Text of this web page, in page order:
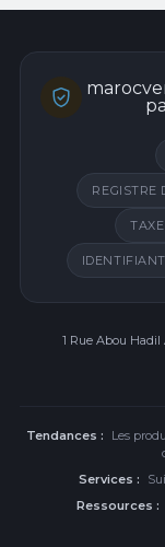
Indicateur LED
Bleu (Alarme)
Transmission
Technologie
Méthode De
RF
Fréquence De
433MHz
Plage De
Durée De Vie
6 ans en statut
REGISTRE
1 Rue Abou Hadil
Tendances : Les
Services :
Ressources :